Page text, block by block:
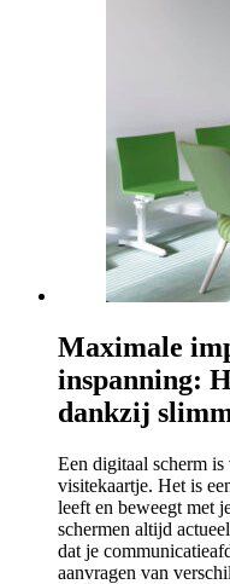
Maximale
inspanning:
dankzij
Een digitaal scherm is
visitekaartje. Het is
leeft en beweegt met
schermen altijd
dat je
aanvragen van